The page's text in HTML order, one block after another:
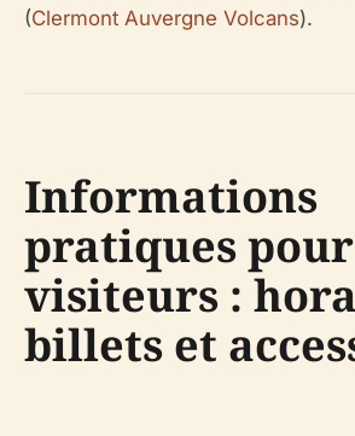
(Clermont Auvergne Volcans).
Informations
pratiques
visiteurs :
billets et